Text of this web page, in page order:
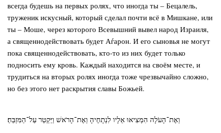
всегда будешь на первых ролях, что иногда ты – Бецалель,
труженик искусный, который сделал почти всё в Мишкане, или
ты – Моше, через которого Всевышний вывел народ Израиля,
а священнодействовать будет Аѓарон. И его сыновья не могут
пока священнодействовать, кто-то из них будет только
подносить ему кровь. Каждый находится на своём месте, и
трудиться на вторых ролях иногда тоже чрезвычайно сложно,
но без этого нет раскрытия славы Божьей.
וְאֶת־הָעֹלָה הִמְצִיאוּ אֵלָיו לִנְתָחֶיהָ וְאֶת־הָרֹאשׁ וַיַּקְטֵר עַל־הַמִּזְבֵּחַ׃